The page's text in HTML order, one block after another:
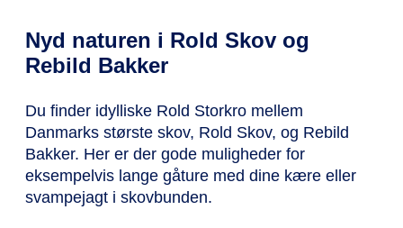
Nyd naturen i Rold Skov og
Rebild Bakker
Du finder idylliske Rold Storkro mellem
Danmarks største skov, Rold Skov, og Rebild
Bakker. Her er der gode muligheder for
eksempelvis lange gåture med dine kære eller
svampejagt i skovbunden.